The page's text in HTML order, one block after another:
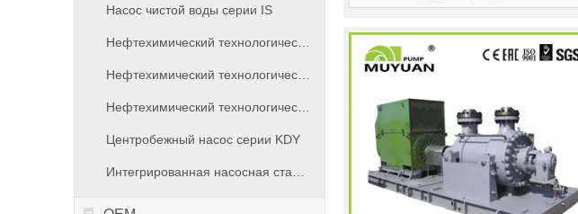
Насос чистой воды серии IS
Центробежный насос серии KDY